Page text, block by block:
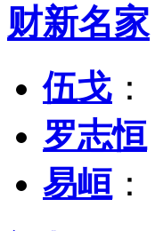
财新名家
伍戈 ：
罗志恒
易峘 ：